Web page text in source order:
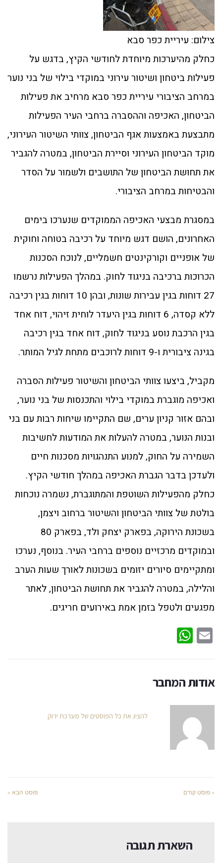
צילום: עיריית כפר סבא
כחלק מהיערכות מיוחדת לחודשי הקיץ, בדגש על
פעילות ביטחון ושיטור עירוני במוקדי בילוי של בני נוער
במרחב הציבורי עיריית כפר סבא מרחיב את פעילות
הביטחון, האכיפה וההסברה ברחבי העיר הפעילות
מתבצעת באמצעות אגף הביטחון, צוותי השיטור העירוני,
מוקד הביטחון העירוני וסיירת הביטחון, במטרה להגביר
את תחושת הביטחון של התושבים ולשמור על הסדר
והבטיחות במרחב הציבורי.
במסגרת מבצעי האכיפה הממוקדים שנערכו בימים
האחרונים, הושם דגש מיוחד על רכיבה בטוחה וחוקית
של אופניים וקורקינטים חשמליים, לנוכח הסכנות
הכרוכות ברכיבה בניגוד לחוק. במהלך הפעילות נרשמו
27 דוחות בגין עבירות שונות, ובהן 10 דוחות בגין רכיבה
ללא קסדה, 6 דוחות בגין היעדר לוחית זיהוי, דוח אחד
בגין הרכבת נוסע בניגוד לחוק, דוח אחד בגין רכיבה
בגינה ציבורית ו-9 דוחות לרוכבים מתחת לגיל המותר.
מקביל, ביצעו צוותי הביטחון והשיטור פעילות הסברה
ואכיפה מוגברת במוקדי בילוי והתכנסות של בני נוער,
ובהם אזור קניון ערים, שם התקיימו שיחות רבות עם בני
ובנות הנוער, במטרה להעלות את המודעות לחשיבות
השמירה על החוק, למנוע התנהגויות מסכנות חיים
ולעדכן בדבר הגברת האכיפה במהלך חודשי הקיץ.
כחלק מהפעילות השוטפת והמתוגברת, נשמרה נוכחות
בולטת של צוותי הביטחון והשיטור ברחוב ויצמן,
בשכונת הירוקה, בפארק יצחק ולד, בפארק 80
ובמוקדים מרכזיים נוספים ברחבי העיר. בנוסף, נערכו
ומתקיימים סיורים יזומים בשכונות לאורך שעות הערב
והלילה, במטרה להגביר את תחושת הביטחון, לאתר
מפגעים ולטפל בזמן אמת באירועים חריגים.
Email
אודות המחבר
להציג את כל הפוסטים של מערכת ירוק
« פוסט קודם פוסט הבא »
השארת תגובה